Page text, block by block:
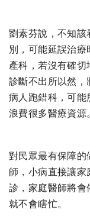
劉素芬說，不知該
別，可能延誤治
產科，若沒有確
診斷不出所以然，
病人跑錯科，可能
浪費很多醫療資源
對民眾最有保障的
師，小病直接讓
診，家庭醫師將會
就不會瞎忙。